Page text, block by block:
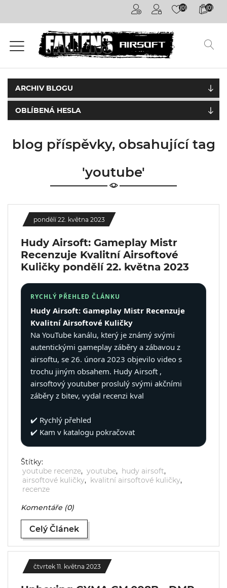
(0) (0)
Airsoftové
kuličky
6mm
Airsoftové
zbraně
Výstroj
a
Outdoorová
strava
Merch
ARCHIV BLOGU
OBLÍBENÁ HESLA
blog příspěvky, obsahující tag
'youtube'
pondělí 22. května 2023
Hudy Airsoft: Gameplay Mistr
Recenzuje Kvalitní Airsoftové
Kuličky pondělí 22. května 2023
RYCHLÝ PŘEHLED ČLÁNKU
Hudy Airsoft: Gameplay Mistr Recenzuje
Kvalitní Airsoftové Kuličky
Na YouTube kanálu, který je známý svými
autentickými gameplay záběry a zábavou z
airsoftu, se 26. února 2023 objevilo video s
trochu jiným obsahem. Hudy Airsoft ,
airsoftový youtuber proslulý svými akčními
záběry z bitev, vydal recenzi kval
✔️ Rychlý přehled
✔️ Kam v katalogu pokračovat
Štítky:
youtube recenze, youtube, hudy airsoft,
airsoftové kuličky, kvalitní airsoftové kuličky,
recenze
Komentáře (0)
Celý Článek
čtvrtek 11. května 2023